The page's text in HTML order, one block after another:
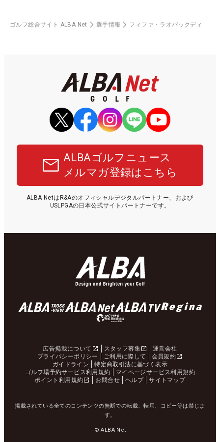
ゴルフ総合サイト ALBA Net 選手情報 フィファ・ラオパックディ
ALBAゴルフニュース
メルマガ登録はこちら
ALBA NetはR&Aのオフィシャルデジタルパートナー、および
USLPGAの日本公式サイトパートナーです。
広告掲載について スタッフ募集
運営会社
プライバシーポリシー
ご利用に際して
会員規約
ガイドライン
特定商取引法に基づく表示
ゴルフ場予約サービス利用規約
マイページサービス利用規約
ポイント利用規約
お問合せ ヘルプ サイトマップ
掲載されている全てのコンテンツの無断での転載、転用、コピー等は禁じま
す。
© ALBA Net